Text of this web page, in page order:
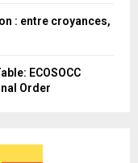
: entre croyances,
ECOSOCC
Order